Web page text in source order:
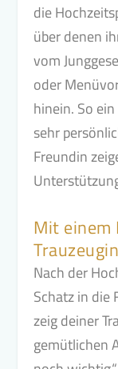
die
über denen
vom
oder
hinein. So
sehr
Freundin
Mit einem
Nach der
Schatz in die
zeig deiner
gemütlichen